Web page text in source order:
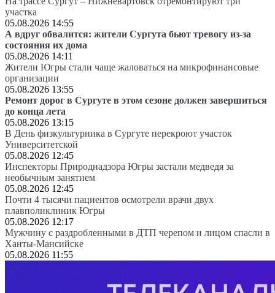
участка
05.08.2026 14:55
А вдруг обвалится: жители Сургута бьют тревогу из-за
состояния их дома
05.08.2026 14:11
Жители Югры стали чаще жаловаться на микрофинансовые
организации
05.08.2026 13:55
Ремонт дорог в Сургуте в этом сезоне должен завершиться
до конца лета
05.08.2026 13:15
В День физкультурника в Сургуте перекроют участок
Университетской
05.08.2026 12:45
Инспекторы Природнадзора Югры застали медведя за
необычным занятием
05.08.2026 12:45
Почти 4 тысячи пациентов осмотрели врачи двух
плавполиклиник Югры
05.08.2026 12:17
Мужчину с раздробленными в ДТП черепом и лицом спасли в
Ханты-Мансийске
05.08.2026 11:55